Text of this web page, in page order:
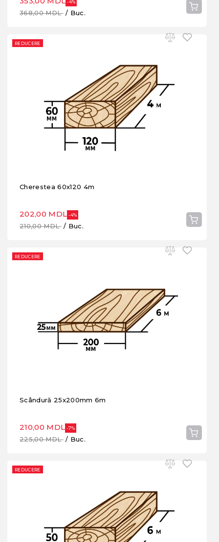
-4%
368,00 MDL/ Buc.
REDUCERE
Cherestea 60x120 4m
202,00 MDL -4%
210,00 MDL/ Buc.
REDUCERE
Scândură 25x200mm 6m
210,00 MDL -7%
225,00 MDL/ Buc.
REDUCERE